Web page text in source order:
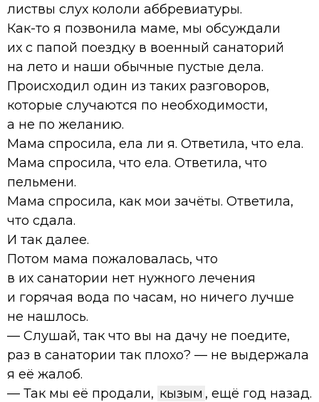
листвы слух кололи аббревиатуры.
Как-то я позвонила маме, мы обсуждали
их с папой поездку в военный санаторий
на лето и наши обычные пустые дела.
Происходил один из таких разговоров,
которые случаются по необходимости,
а не по желанию.
Мама спросила, ела ли я. Ответила, что ела.
Мама спросила, что ела. Ответила, что
пельмени.
Мама спросила, как мои зачёты. Ответила,
что сдала.
И так далее.
Потом мама пожаловалась, что
в их санатории нет нужного лечения
и горячая вода по часам, но ничего лучше
не нашлось.
— Слушай, так что вы на дачу не поедите,
раз в санатории так плохо? — не выдержала
я её жалоб.
— Так мы её продали, кызым , ещё год назад.